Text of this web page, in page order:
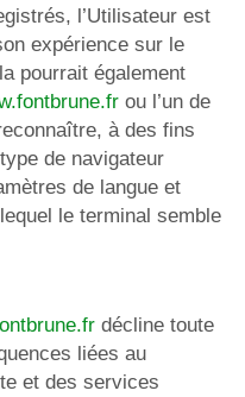
l’Utilisateur est
expérience sur le
pourrait également
ou l’un de
à des fins
de navigateur
de langue et
le terminal semble
décline toute
liées au
et des services